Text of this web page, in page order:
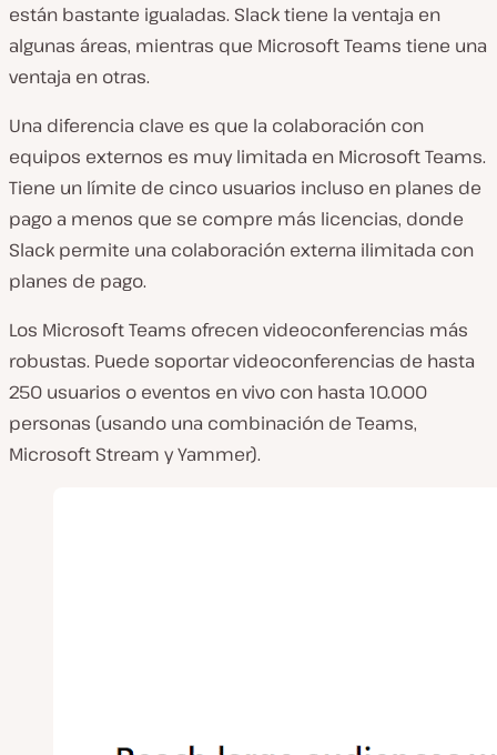
están bastante igualadas. Slack tiene la ventaja en
algunas áreas, mientras que Microsoft Teams tiene una
ventaja en otras.
Una diferencia clave es que la colaboración con
equipos externos es muy limitada en Microsoft Teams.
Tiene un límite de cinco usuarios incluso en planes de
pago a menos que se compre más licencias, donde
Slack permite una colaboración externa ilimitada con
planes de pago.
Los Microsoft Teams ofrecen videoconferencias más
robustas. Puede soportar videoconferencias de hasta
250 usuarios o eventos en vivo con hasta 10.000
personas (usando una combinación de Teams,
Microsoft Stream y Yammer).